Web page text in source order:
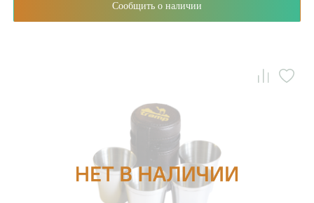
Сообщить о наличии